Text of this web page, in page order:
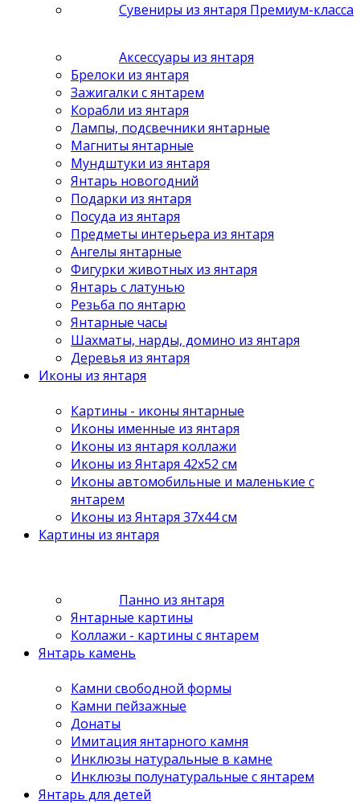
Сувениры из янтаря Премиум-класса
Аксессуары из янтаря
Брелоки из янтаря
Зажигалки с янтарем
Корабли из янтаря
Лампы, подсвечники янтарные
Магниты янтарные
Мундштуки из янтаря
Янтарь новогодний
Подарки из янтаря
Посуда из янтаря
Предметы интерьера из янтаря
Ангелы янтарные
Фигурки животных из янтаря
Янтарь с латунью
Резьба по янтарю
Янтарные часы
Шахматы, нарды, домино из янтаря
Деревья из янтаря
Иконы из янтаря
Картины - иконы янтарные
Иконы именные из янтаря
Иконы из янтаря коллажи
Иконы из Янтаря 42х52 см
Иконы автомобильные и маленькие с
янтарем
Иконы из Янтаря 37х44 см
Картины из янтаря
Панно из янтаря
Янтарные картины
Коллажи - картины с янтарем
Янтарь камень
Камни свободной формы
Камни пейзажные
Донаты
Имитация янтарного камня
Инклюзы натуральные в камне
Инклюзы полунатуральные с янтарем
Янтарь для детей